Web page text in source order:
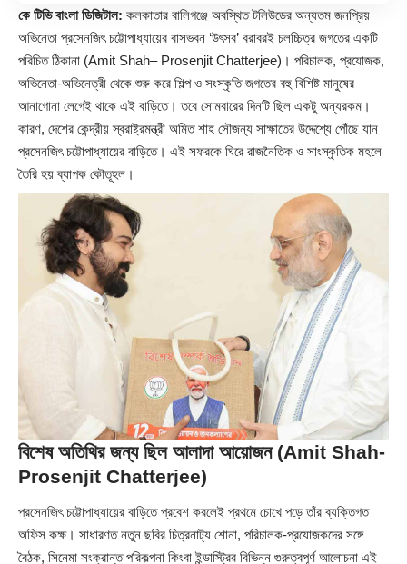
কে টিভি বাংলা ডিজিটাল: কলকাতার বালিগঞ্জে অবস্থিত টলিউডের অন্যতম জনপ্রিয়
অভিনেতা প্রসেনজিৎ চট্টোপাধ্যায়ের বাসভবন ‘উৎসব’ বরাবরই চলচ্চিত্র জগতের একটি
পরিচিত ঠিকানা (Amit Shah– Prosenjit Chatterjee)। পরিচালক, প্রযোজক,
অভিনেতা-অভিনেত্রী থেকে শুরু করে শিল্প ও সংস্কৃতি জগতের বহু বিশিষ্ট মানুষের
আনাগোনা লেগেই থাকে এই বাড়িতে। তবে সোমবারের দিনটি ছিল একটু অন্যরকম।
কারণ, দেশের কেন্দ্রীয় স্বরাষ্ট্রমন্ত্রী অমিত শাহ সৌজন্য সাক্ষাতের উদ্দেশ্যে পৌঁছে যান
প্রসেনজিৎ চট্টোপাধ্যায়ের বাড়িতে। এই সফরকে ঘিরে রাজনৈতিক ও সাংস্কৃতিক মহলে
তৈরি হয় ব্যাপক কৌতূহল।
বিশেষ অতিথির জন্য ছিল আলাদা আয়োজন (Amit Shah-
Prosenjit Chatterjee)
প্রসেনজিৎ চট্টোপাধ্যায়ের বাড়িতে প্রবেশ করলেই প্রথমে চোখে পড়ে তাঁর ব্যক্তিগত
অফিস কক্ষ। সাধারণত নতুন ছবির চিত্রনাট্য শোনা, পরিচালক-প্রযোজকদের সঙ্গে
বৈঠক, সিনেমা সংক্রান্ত পরিকল্পনা কিংবা ইন্ডাস্ট্রির বিভিন্ন গুরুত্বপূর্ণ আলোচনা এই